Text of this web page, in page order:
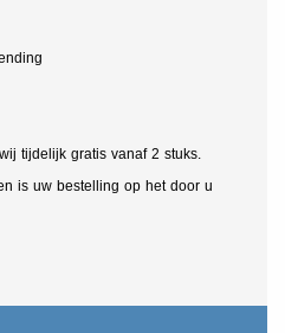
tijdelijk gratis vanaf 2 stuks.
is uw bestelling op het door u